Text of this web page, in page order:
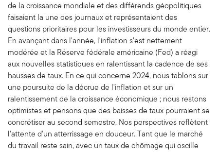
de la croissance mondiale et des différends géopolitiques
faisaient la une des journaux et représentaient des
questions prioritaires pour les investisseurs du monde entier.
En avançant dans l'année, l'inflation s'est nettement
modérée et la Réserve fédérale américaine (Fed) a réagi
aux nouvelles statistiques en ralentissant la cadence de ses
hausses de taux. En ce qui concerne 2024, nous tablons sur
une poursuite de la décrue de l'inflation et sur un
ralentissement de la croissance économique ; nous restons
optimistes et pensons que des baisses de taux pourraient se
concrétiser au second semestre. Nos perspectives reflètent
l'attente d'un atterrissage en douceur. Tant que le marché
du travail reste sain, avec un taux de chômage qui oscille